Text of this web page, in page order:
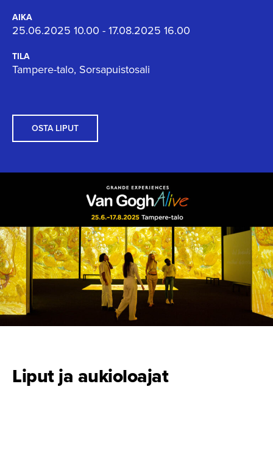
AIKA
25.06.2025 10.00 - 17.08.2025 16.00
TILA
Tampere-talo, Sorsapuistosali
OSTA LIPUT
Liput ja aukioloajat